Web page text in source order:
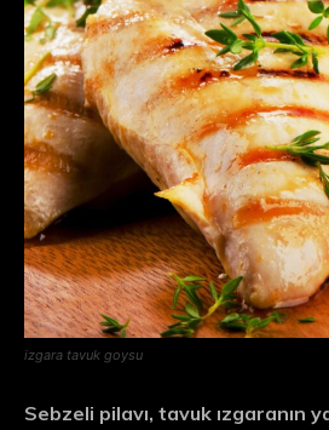
izgara tavuk goysu
Sebzeli pilavı, tavuk ızgaranın